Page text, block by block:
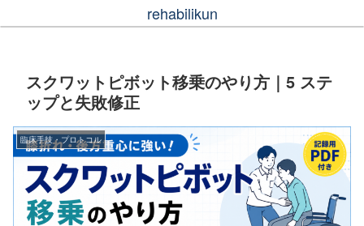
rehabilikun
スクワットピボット移乗のやり方｜5 ステ
ップと失敗修正
臨床手技・プロトコル